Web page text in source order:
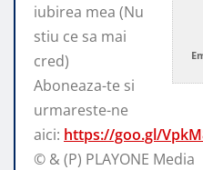
iubirea mea (Nu
stiu ce sa mai
cred)
Aboneaza-te si
urmareste-ne
aici: https://goo.gl/
© & (P) PLAYONE Media